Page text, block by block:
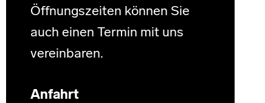
Öffnungszeiten können Sie
auch einen Termin mit uns
vereinbaren.
Anfahrt